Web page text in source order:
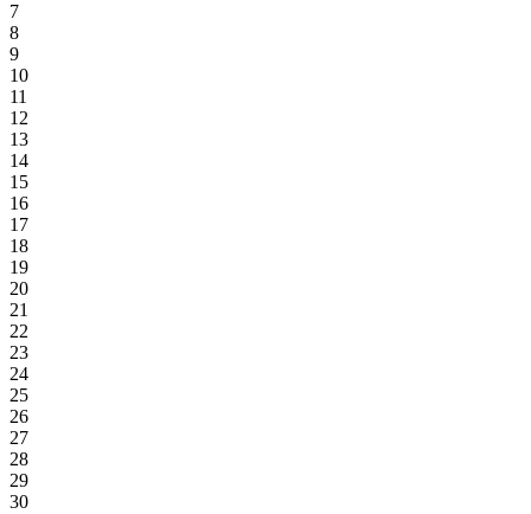
7
8
9
10
11
12
13
14
15
16
17
18
19
20
21
22
23
24
25
26
27
28
29
30